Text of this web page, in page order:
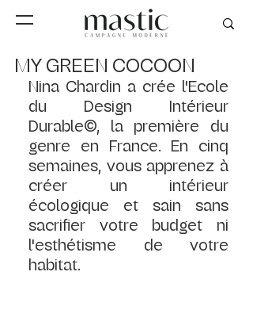
MY GREEN COCOON
Nina Chardin a crée l'Ecole
du Design Intérieur
Durable©, la première du
genre en France. En cinq
semaines, vous apprenez à
créer un intérieur
écologique et sain sans
sacrifier votre budget ni
l'esthétisme de votre
habitat.